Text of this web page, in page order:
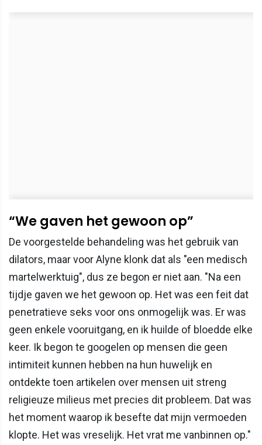
“We gaven het gewoon op”
De voorgestelde behandeling was het gebruik van
dilators, maar voor Alyne klonk dat als "een medisch
martelwerktuig", dus ze begon er niet aan. "Na een
tijdje gaven we het gewoon op. Het was een feit dat
penetratieve seks voor ons onmogelijk was. Er was
geen enkele vooruitgang, en ik huilde of bloedde elke
keer. Ik begon te googelen op mensen die geen
intimiteit kunnen hebben na hun huwelijk en
ontdekte toen artikelen over mensen uit streng
religieuze milieus met precies dit probleem. Dat was
het moment waarop ik besefte dat mijn vermoeden
klopte. Het was vreselijk. Het vrat me vanbinnen op."